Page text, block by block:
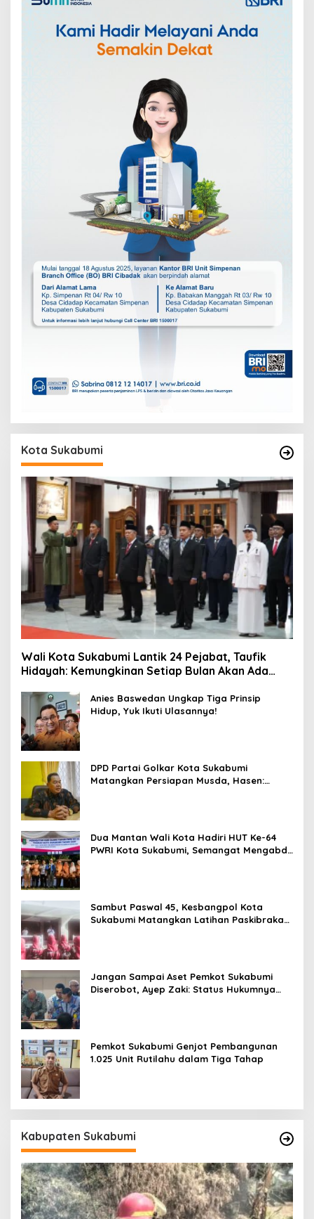
Kota Sukabumi
Wali Kota Sukabumi Lantik 24 Pejabat, Taufik
Hidayah: Kemungkinan Setiap Bulan Akan Ada
Anies Baswedan Ungkap Tiga Prinsip
Hidup, Yuk Ikuti Ulasannya!
DPD Partai Golkar Kota Sukabumi
Matangkan Persiapan Musda, Hasen:
Dua Mantan Wali Kota Hadiri HUT Ke-64
PWRI Kota Sukabumi, Semangat Mengabdi
Sambut Paswal 45, Kesbangpol Kota
Sukabumi Matangkan Latihan Paskibraka
Jangan Sampai Aset Pemkot Sukabumi
Diserobot, Ayep Zaki: Status Hukumnya
Pemkot Sukabumi Genjot Pembangunan
1.025 Unit Rutilahu dalam Tiga Tahap
Kabupaten Sukabumi